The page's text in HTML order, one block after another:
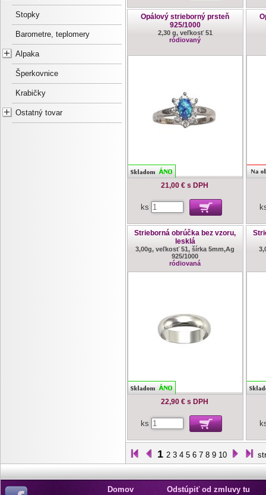
Stopky
Barometre, teplomery
Alpaka
Šperkovnice
Krabičky
Ostatný tovar
Opálový strieborný prsteň
925/1000
2,30 g, veľkosť 51
ródiovaný
21,00 € s DPH
ks
Strieborná obrúčka bez vzoru,
lesklá
3,00g, veľkosť 51, šírka 5mm,Ag
925/1000
ródiovaná
22,90 € s DPH
ks
1 2 3 4 5 6 7 8 9 10
Domov Odstúpiť od zmluvy tu